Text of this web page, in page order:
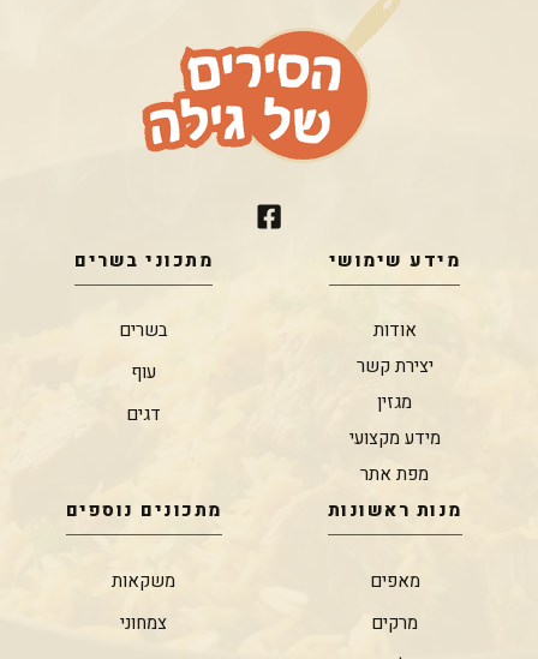
מידע שימושי
אודות
יצירת קשר
מגזין
מידע מקצועי
מפת אתר
מתכוני בשרים
בשרים
עוף
דגים
מנות ראשונות
מאפים
מרקים
מתכונים נוספים
משקאות
צמחוני